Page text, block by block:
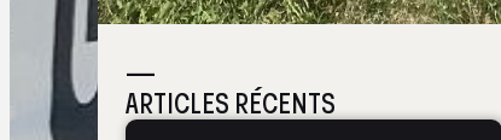
—
ARTICLES RÉCENTS